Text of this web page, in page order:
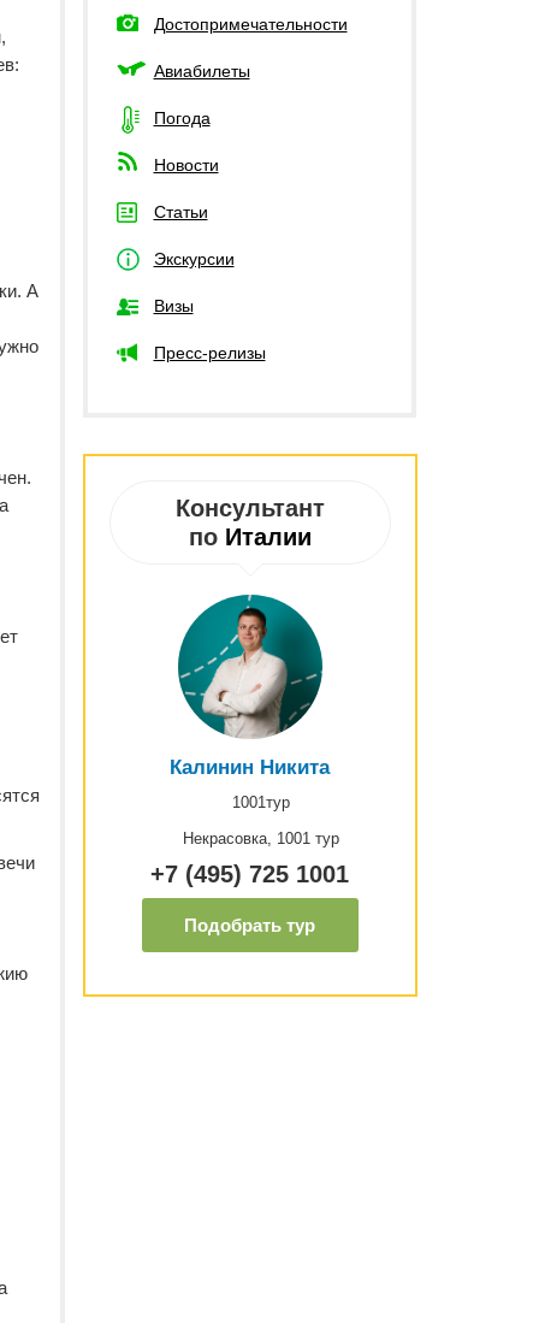
А
Достопримечательности
Авиабилеты
Погода
Новости
Статьи
Экскурсии
Визы
Пресс-релизы
Консультант
по Италии
Калинин Никита
1001тур
Некрасовка, 1001 тур
+7 (495) 725 1001
Подобрать тур